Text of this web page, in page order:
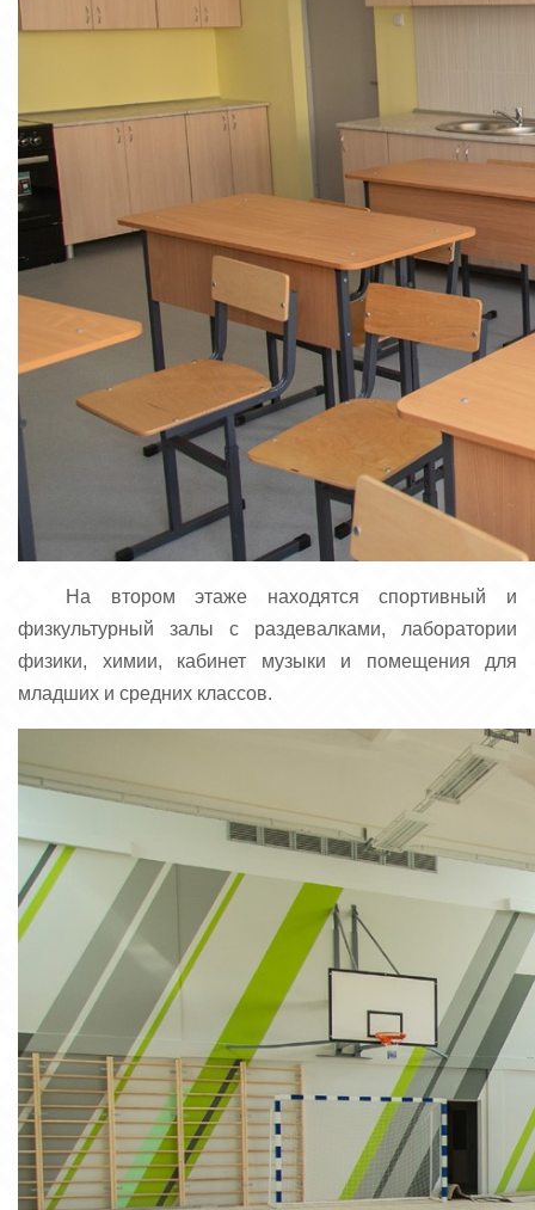
На втором этаже находятся спортивный и
физкультурный залы с раздевалками, лаборатории
физики, химии, кабинет музыки и помещения для
младших и средних классов.